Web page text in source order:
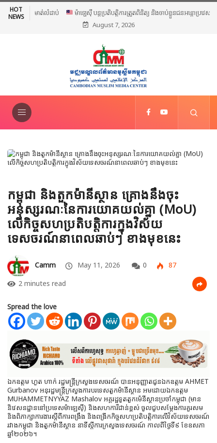
HOT
NEWS
ម៉ាឡេស៊ី បន្តប្រតិបត្តិការត្រួតពិនិត្យ និងចាប់ខ្លួនជនអន្តោប្រវេសន៍ខុស
ច្បាប់ទូទាំងប្រទេស
August 7, 2026
កម្ពុជា និងតួកម៉ានីស្ថាន គ្រោងនឹងចុះ
អនុស្សរណៈនៃការយោគយល់គ្នា (MoU)
លើកិច្ចសហប្រតិបត្តិការក្នុងវិស័យ
ទេសចរណ៍នាពេលឆាប់ៗ ខាងមុខនេះ
Camm May 11, 2026 0
87
2 minutes read
Spread the love
ឯកឧត្តម ហួត ហាក់ រដ្ឋមន្ត្រីក្រសួងទេសចរណ៍ បានអនុញ្ញាតជូនឯកឧត្តម AHMET
Gurbanov អនុរដ្ឋមន្ត្រីក្រសួងការបរទេសតួកម៉ានីស្ថាន អមដោយឯកឧត្តម
MUHAMMETNYYAZ Mashalov អគ្គរដ្ឋទូតតួកម៉េនីស្ថានប្រចាំកម្ពុជា (មាន
និវេសនដ្ឋាននៅប្រទេសម៉ាឡេស៊ី) និងសហការីជាន់ខ្ពស់ ចូលជួបសម្តែងការគួរសម
និងពិភាក្សាការងារស្តីពីការពង្រឹង និងពង្រីកកិច្ចសហប្រតិបត្តិការលើវិស័យទេសចរណ៍
រវាងកម្ពុជា និងតួកម៉ានីស្ថាន នាទីស្តីការក្រសួងទេសចរណ៍ កាលពីថ្ងៃទី៩ ខែ​ឧសភា
ឆ្នាំ២០២៦។